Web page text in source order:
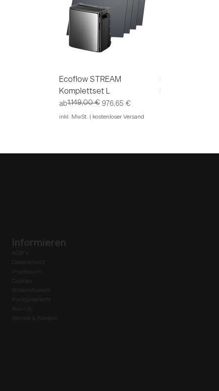
Ecoflow STREAM
Komplettset L
ab
Standardpreis
1.149,00 € 976,65 €
Sale-Preis
inkl. MwSt. | kostenloser Versand
Informieren
AGB's
Datenschutz
Impressum
Cookies
Widerrufsrecht
Rückgaberecht
Pick-Up
Service & Kontakt